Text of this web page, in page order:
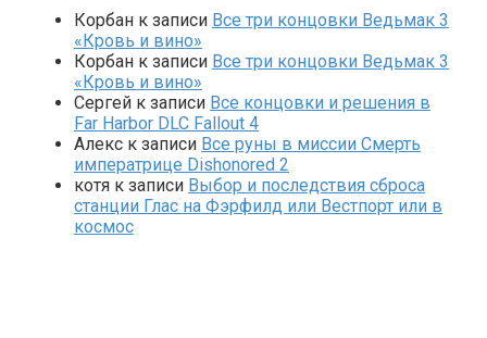
Корбан к записи Все три концовки Ведьмак 3
«Кровь и вино»
Корбан к записи Все три концовки Ведьмак 3
«Кровь и вино»
Сергей к записи Все концовки и решения в
Far Harbor DLC Fallout 4
Алекс к записи Все руны в миссии Смерть
императрице Dishonored 2
котя к записи Выбор и последствия сброса
станции Глас на Фэрфилд или Вестпорт или в
космос